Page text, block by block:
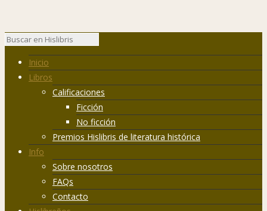
Inicio
Libros
Calificaciones
Ficción
No ficción
Premios Hislibris de literatura histórica
Info
Sobre nosotros
FAQs
Contacto